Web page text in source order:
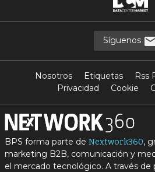
Síguenos
Nosotros Etiquetas Rss
Privacidad
Cookie
BPS forma parte de Nextwork360,
marketing B2B, comunicación y
el mercado tecnológico. A través de